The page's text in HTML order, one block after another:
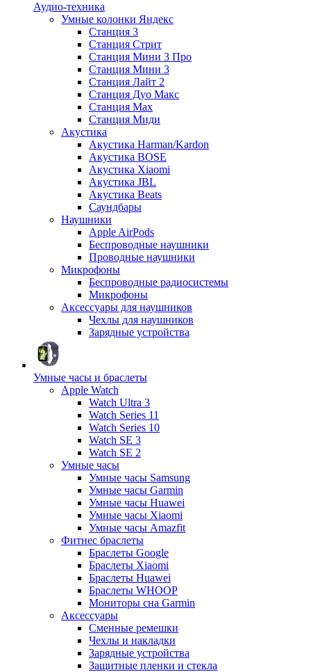
Аудио-техника
Умные колонки Яндекс
Станция 3
Станция Стрит
Станция Мини 3 Про
Станция Мини 3
Станция Лайт 2
Станция Дуо Макс
Станция Max
Станция Миди
Акустика
Акустика Harman/Kardon
Акустика BOSE
Акустика Xiaomi
Акустика JBL
Акустика Beats
Саундбары
Наушники
Apple AirPods
Беспроводные наушники
Проводные наушники
Микрофоны
Беспроводные радиосистемы
Микрофоны
Аксессуары для наушников
Чехлы для наушников
Зарядные устройства
Умные часы и браслеты
Apple Watch
Watch Ultra 3
Watch Series 11
Watch Series 10
Watch SE 3
Watch SE 2
Умные часы
Умные часы Samsung
Умные часы Garmin
Умные часы Huawei
Умные часы Xiaomi
Умные часы Amazfit
Фитнес браслеты
Браслеты Google
Браслеты Xiaomi
Браслеты Huawei
Браслеты WHOOP
Мониторы сна Garmin
Аксессуары
Сменные ремешки
Чехлы и накладки
Зарядные устройства
Защитные пленки и стекла